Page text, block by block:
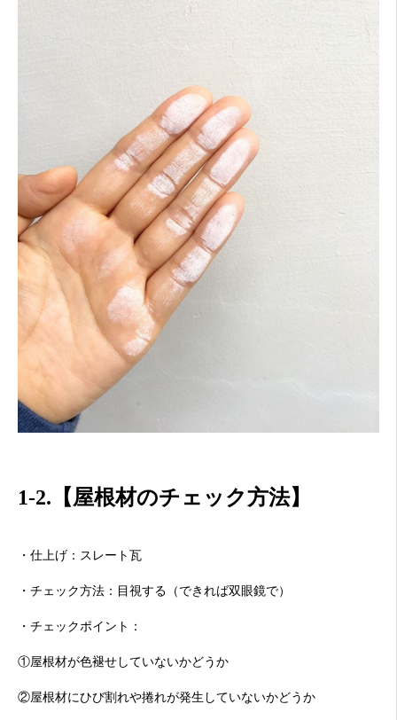
1-2.【屋根材のチェック方法】
・仕上げ：スレート瓦
・チェック方法：目視する（できれば双眼鏡で）
・チェックポイント：
①屋根材が色褪せしていないかどうか
②屋根材にひび割れや捲れが発生していないかどうか